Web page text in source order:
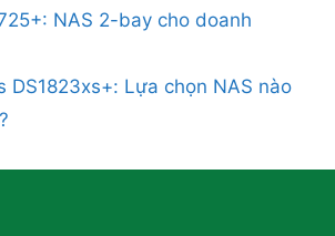
NAS 2-bay cho doanh
DS1823xs+: Lựa chọn NAS nào